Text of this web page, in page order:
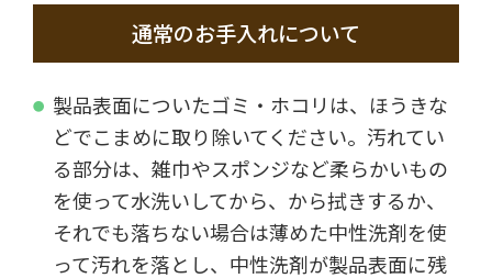
通常のお手入れについて
製品表面についたゴミ・ホコリは、ほうきな
どでこまめに取り除いてください。汚れてい
る部分は、雑巾やスポンジなど柔らかいもの
を使って水洗いしてから、から拭きするか、
それでも落ちない場合は薄めた中性洗剤を使
って汚れを落とし、中性洗剤が製品表面に残